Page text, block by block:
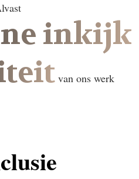
inkijk
van ons werk